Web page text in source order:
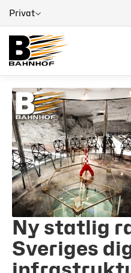
Privat
Ny statlig
Sveriges